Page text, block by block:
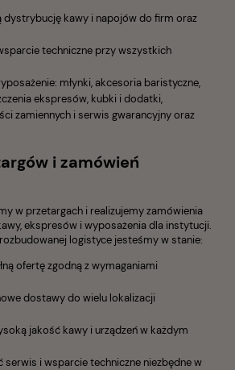
dystrybucję kawy i napojów do firm oraz
techniczne przy wszystkich
młynki, akcesoria baristyczne,
ekspresów, kubki i dodatki,
zamiennych i serwis gwarancyjny oraz
i zamówień
w przetargach i realizujemy zamówienia
ekspresów i wyposażenia dla instytucji.
logistyce jesteśmy w stanie:
ofertę zgodną z wymaganiami
dostawy do wielu lokalizacji
jakość kawy i urządzeń w każdym
i wsparcie techniczne niezbędne w